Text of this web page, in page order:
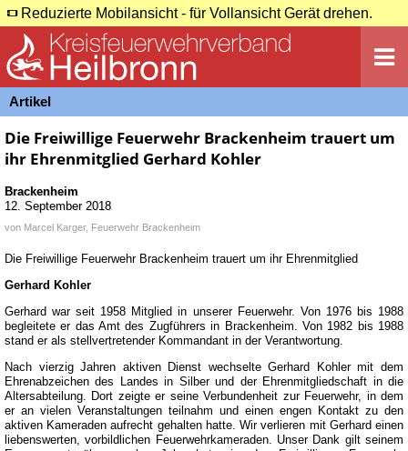
Reduzierte Mobilansicht - für Vollansicht Gerät drehen.
Artikel
Die Freiwillige Feuerwehr Brackenheim trauert um
ihr Ehrenmitglied Gerhard Kohler
Brackenheim
12. September 2018
von Marcel Karger, Feuerwehr Brackenheim
Die Freiwillige Feuerwehr Brackenheim trauert um ihr Ehrenmitglied
Gerhard Kohler
Gerhard war seit 1958 Mitglied in unserer Feuerwehr. Von 1976 bis 1988
begleitete er das Amt des Zugführers in Brackenheim. Von 1982 bis 1988
stand er als stellvertretender Kommandant in der Verantwortung.
Nach vierzig Jahren aktiven Dienst wechselte Gerhard Kohler mit dem
Ehrenabzeichen des Landes in Silber und der Ehrenmitgliedschaft in die
Altersabteilung. Dort zeigte er seine Verbundenheit zur Feuerwehr, in dem
er an vielen Veranstaltungen teilnahm und einen engen Kontakt zu den
aktiven Kameraden aufrecht gehalten hatte. Wir verlieren mit Gerhard einen
liebenswerten, vorbildlichen Feuerwehrkameraden. Unser Dank gilt seinem